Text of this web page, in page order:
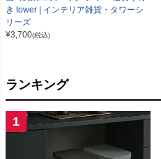
き tower | インテリア雑貨・タワーシ
リーズ
¥3,700(税込)
ランキング
1